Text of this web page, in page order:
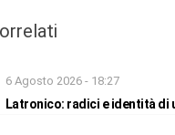
6 Agosto 2026 - 18:27
Latronico: radici e identità di